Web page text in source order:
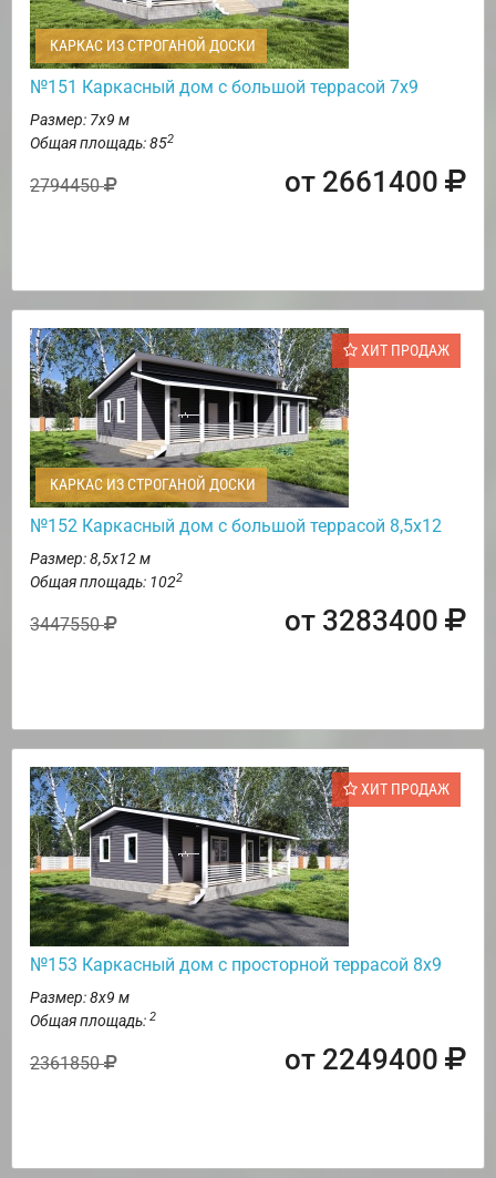
КАРКАС ИЗ СТРОГАНОЙ ДОСКИ
№151 Каркасный дом с большой террасой 7х9
Размер: 7х9 м
Общая площадь: 852
2794450 от 2661400
ХИТ ПРОДАЖ
КАРКАС ИЗ СТРОГАНОЙ ДОСКИ
№152 Каркасный дом с большой террасой 8,5х12
Размер: 8,5х12 м
Общая площадь: 1022
3447550 от 3283400
ХИТ ПРОДАЖ
№153 Каркасный дом с просторной террасой 8х9
Размер: 8х9 м
Общая площадь: 2
2361850 от 2249400